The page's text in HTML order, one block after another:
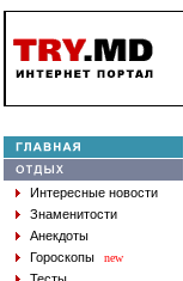
Интересные новости
Знаменитости
Анекдоты
Гороскопы
new